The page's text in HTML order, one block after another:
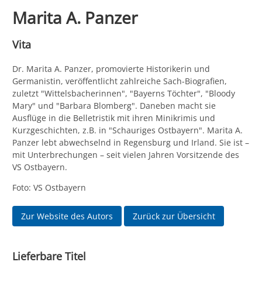
Marita A. Panzer
Vita
Dr. Marita A. Panzer, promovierte Historikerin und
Germanistin, veröffentlicht zahlreiche Sach-Biografien,
zuletzt "Wittelsbacherinnen", "Bayerns Töchter", "Bloody
Mary" und "Barbara Blomberg". Daneben macht sie
Ausflüge in die Belletristik mit ihren Minikrimis und
Kurzgeschichten, z.B. in "Schauriges Ostbayern". Marita A.
Panzer lebt abwechselnd in Regensburg und Irland. Sie ist –
mit Unterbrechungen – seit vielen Jahren Vorsitzende des
VS Ostbayern.
Foto: VS Ostbayern
Zur Website des Autors Zurück zur Übersicht
Lieferbare Titel